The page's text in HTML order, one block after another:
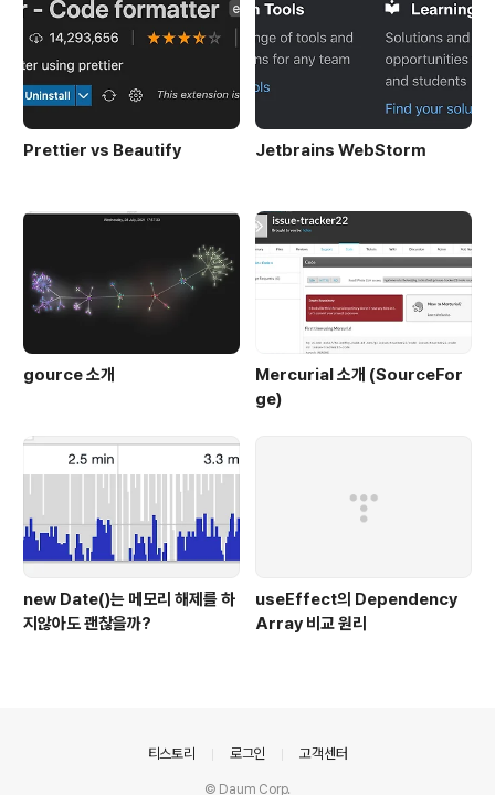
Prettier vs Beautify Jetbrains WebStorm
gource 소개
Mercurial 소개 (SourceFor
ge)
new Date()는 메모리 해제를 하
지않아도 괜찮을까?
useEffect의 Dependency
Array 비교 원리
티스토리 로그인 고객센터
© Daum Corp.